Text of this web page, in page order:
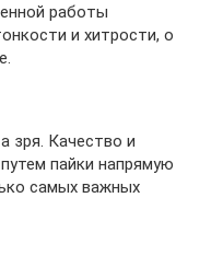
работы
и хитрости, о
зря. Качество и
пайки напрямую
самых важных